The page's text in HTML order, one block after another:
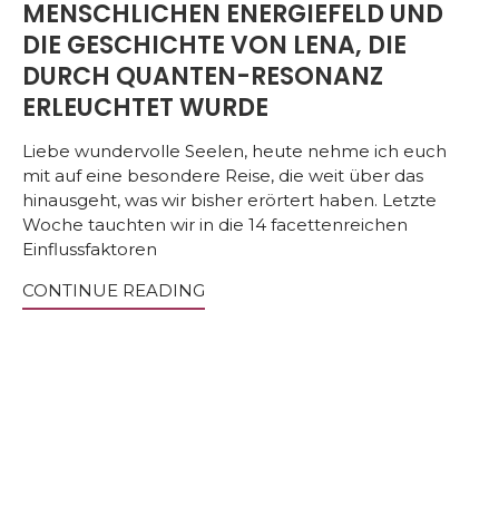
MENSCHLICHEN ENERGIEFELD UND
DIE GESCHICHTE VON LENA, DIE
DURCH QUANTEN-RESONANZ
ERLEUCHTET WURDE
Liebe wundervolle Seelen, heute nehme ich euch
mit auf eine besondere Reise, die weit über das
hinausgeht, was wir bisher erörtert haben. Letzte
Woche tauchten wir in die 14 facettenreichen
Einflussfaktoren
CONTINUE READING